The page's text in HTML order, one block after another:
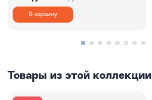
В корзину
Товары из этой коллекции